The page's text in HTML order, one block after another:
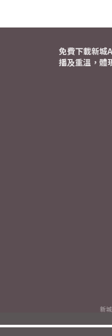
免費下載新城
播及重溫，體
新
2026© Metro Broadcast